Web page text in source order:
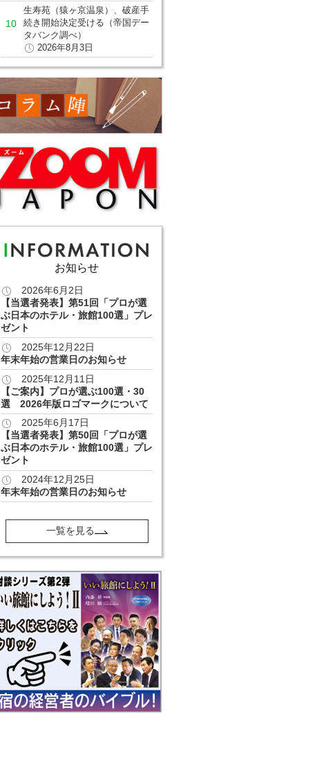
生寿苑（猿ヶ京温泉）、破産手
続き開始決定受ける（帝国デー
タバンク調べ）
2026年8月3日
お知らせ
2026年6月2日
【当選者発表】第51回「プロが選
ぶ日本のホテル・旅館100選」プレ
ゼント
2025年12月22日
年末年始の営業日のお知らせ
2025年12月11日
【ご案内】プロが選ぶ100選・30
選 2026年版ロゴマークについて
2025年6月17日
【当選者発表】第50回「プロが選
ぶ日本のホテル・旅館100選」プレ
ゼント
2024年12月25日
年末年始の営業日のお知らせ
一覧を見る